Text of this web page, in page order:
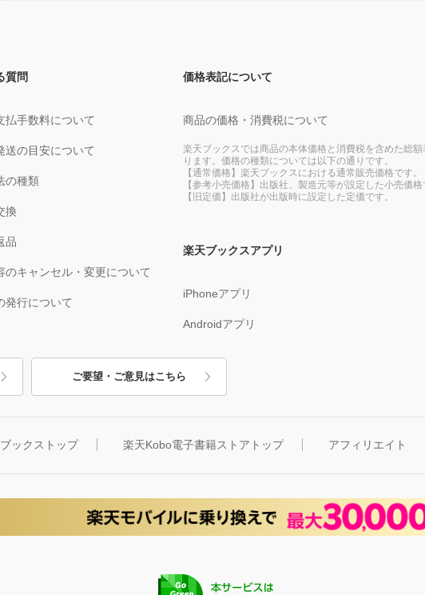
質問
払手数料について
送の目安について
の種類
換
品
のキャンセル・変更について
発行について
価格表記について
商品の価格・消費税について
楽天ブックスでは商品の本体価格と消費税を含めた総額
ります。価格の種類については以下の通りです。
【通常価格】楽天ブックスにおける通常販売価格です。
【参考小売価格】出版社、製造元等が設定した小売価格
【旧定価】出版社が出版時に設定した定価です。
楽天ブックスアプリ
iPhoneアプリ
Androidアプリ
ご要望・ご意見はこちら
ックストップ 楽天Kobo電子書籍ストアトップ アフィリエイト